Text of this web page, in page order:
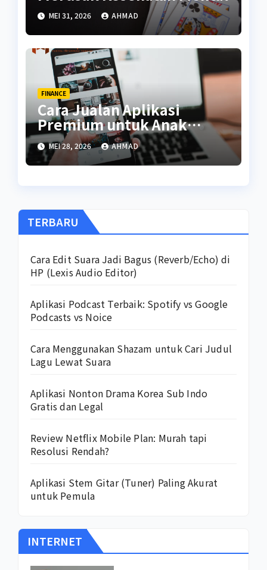
MEI 31, 2026 AHMAD
FINANCE
Cara Jualan Aplikasi
Premium untuk Anak
Kuliah
MEI 28, 2026 AHMAD
TERBARU
Cara Edit Suara Jadi Bagus (Reverb/Echo) di
HP (Lexis Audio Editor)
Aplikasi Podcast Terbaik: Spotify vs Google
Podcasts vs Noice
Cara Menggunakan Shazam untuk Cari Judul
Lagu Lewat Suara
Aplikasi Nonton Drama Korea Sub Indo
Gratis dan Legal
Review Netflix Mobile Plan: Murah tapi
Resolusi Rendah?
Aplikasi Stem Gitar (Tuner) Paling Akurat
untuk Pemula
INTERNET